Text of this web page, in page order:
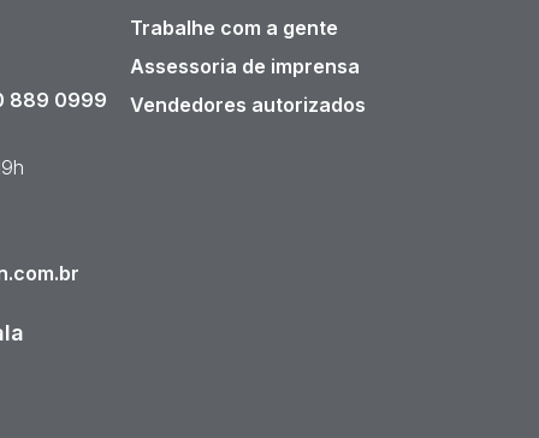
889 0999
Trabalhe com a gente
Assessoria de imprensa
Vendedores autorizados